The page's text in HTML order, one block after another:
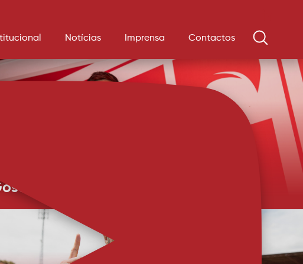
Notícias Imprensa Contactos
muito do projeto”
Pinho explicou opção pelo AFS e prometer acelerar para ser
opção. O ambiente que sentiu à chegada reforça a convicção de
boas estarão para chegar. O mais recente reforço do AFS, Rodrigo
chegou e apresentou-se de imediato às ordens de Sérgio Fonse